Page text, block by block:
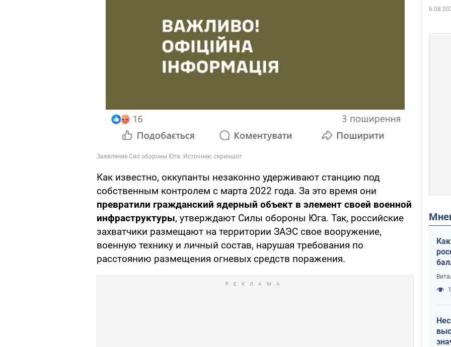
Как известно, оккупанты незаконно удерживают станцию под
собственным контролем с марта 2022 года. За это время они
превратили гражданский ядерный объект в элемент своей военной
инфраструктуры, утверждают Силы обороны Юга. Так, российские
захватчики размещают на территории ЗАЭС свое вооружение,
военную технику и личный состав, нарушая требования по
расстоянию размещения огневых средств поражения.